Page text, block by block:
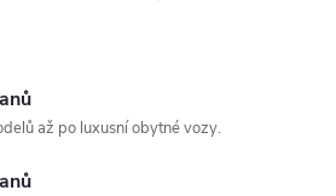
až po luxusní obytné vozy.